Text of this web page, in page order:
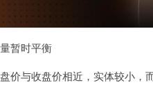
暂时平衡
价与收盘价相近，实体较小，